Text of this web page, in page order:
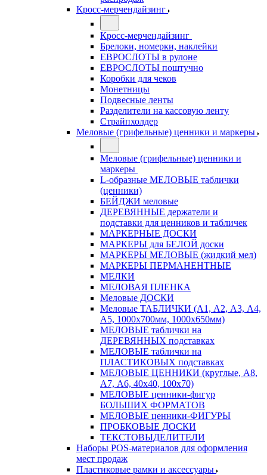
Кросс-мерчендайзинг
Кросс-мерчендайзинг
Брелоки, номерки, наклейки
ЕВРОСЛОТЫ в рулоне
ЕВРОСЛОТЫ поштучно
Коробки для чеков
Монетницы
Подвесные ленты
Разделители на кассовую ленту
Страйпхолдер
Меловые (грифельные) ценники и маркеры
Меловые (грифельные) ценники и
маркеры
L-образные МЕЛОВЫЕ таблички
(ценники)
БЕЙДЖИ меловые
ДЕРЕВЯННЫЕ держатели и
подставки для ценников и табличек
МАРКЕРНЫЕ ДОСКИ
МАРКЕРЫ для БЕЛОЙ доски
МАРКЕРЫ МЕЛОВЫЕ (жидкий мел)
МАРКЕРЫ ПЕРМАНЕНТНЫЕ
МЕЛКИ
МЕЛОВАЯ ПЛЕНКА
Меловые ДОСКИ
Меловые ТАБЛИЧКИ (А1, А2, А3, А4,
А5, 1000х700мм, 1000х650мм)
МЕЛОВЫЕ таблички на
ДЕРЕВЯННЫХ подставках
МЕЛОВЫЕ таблички на
ПЛАСТИКОВЫХ подставках
МЕЛОВЫЕ ЦЕННИКИ (круглые, А8,
А7, А6, 40х40, 100х70)
МЕЛОВЫЕ ценники-фигур
БОЛЬШИХ ФОРМАТОВ
МЕЛОВЫЕ ценники-ФИГУРЫ
ПРОБКОВЫЕ ДОСКИ
ТЕКСТОВЫДЕЛИТЕЛИ
Наборы POS-материалов для оформления
мест продаж
Пластиковые рамки и аксессуары